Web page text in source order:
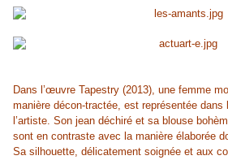
Dans l’œuvre Tapestry (2013), une femme
manière décon-tractée, est représentée
l’artiste. Son jean déchiré et sa blouse
sont en contraste avec la manière élaborée
Sa silhouette, délicatement soignée et aux